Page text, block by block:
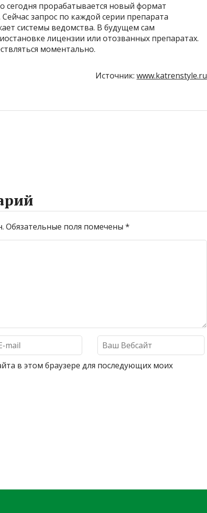
сегодня прорабатывается новый формат
запрос по каждой серии препарата
системы ведомства. В будущем сам
лицензии или отозванных препаратах.
моментально.
Источник: www.katrenstyle.ru
Обязательные поля помечены *
в этом браузере для последующих моих